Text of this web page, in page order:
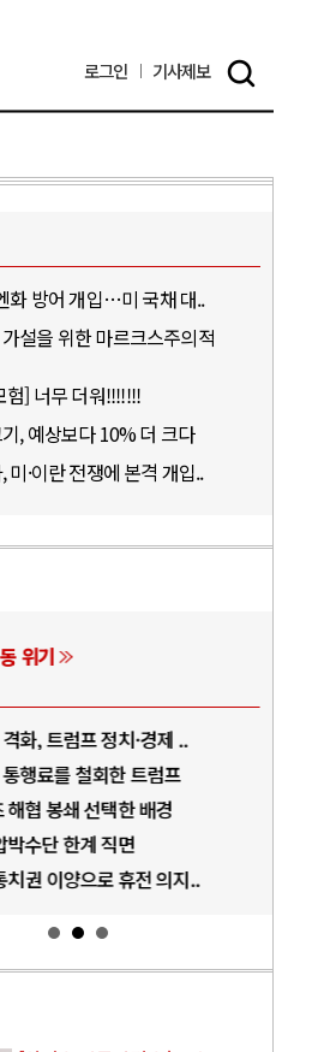
로그인 기사제보
화 방어 개입…미 국채 대..
설을 위한 마르크스주의적
험] 너무 더워!!!!!!!
, 예상보다 10% 더 크다
미·이란 전쟁에 본격 개입..
인간
세로 글로벌 토큰 시..
놓고 미국 진보진영 ..
대 투쟁은 새로운 글로..
용: 데이터센터 확산..
민주주의를 잠식하고 ..